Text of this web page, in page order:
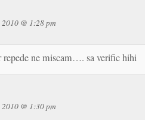
@ 1:28 pm
ne miscam…. sa verific hihi
@ 1:30 pm